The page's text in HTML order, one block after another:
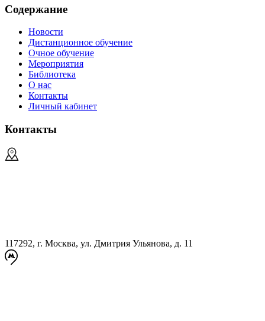
Содержание
Новости
Дистанционное обучение
Очное обучение
Мероприятия
Библиотека
О нас
Контакты
Личный кабинет
Контакты
117292, г. Москва, ул. Дмитрия Ульянова, д. 11